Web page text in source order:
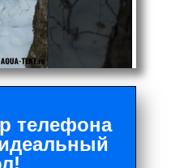
телефона